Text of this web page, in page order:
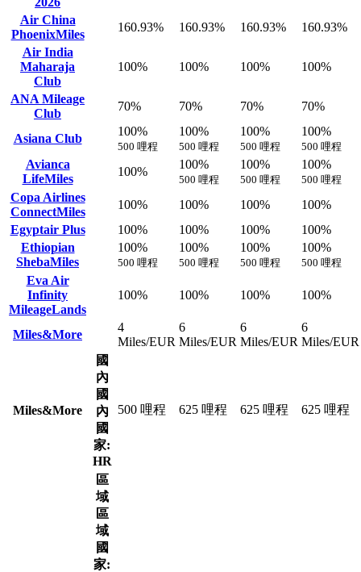
Air China
PhoenixMiles
160.93% 160.93% 160.93%
160.93%
Air India
Maharaja
Club
100% 100% 100% 100%
ANA Mileage
Club
70% 70% 70% 70%
Asiana Club
100%
500 哩程
100%
500 哩程
100%
500 哩程
100%
500 哩程
Avianca
LifeMiles
100%
100%
500 哩程
100%
500 哩程
100%
500 哩程
Copa Airlines
ConnectMiles
100% 100% 100%
100%
Egyptair Plus
100% 100% 100%
100%
Ethiopian
ShebaMiles
100%
500 哩程
100%
500 哩程
100%
500 哩程
100%
500 哩程
Eva Air
Infinity
MileageLands
100% 100% 100% 100%
Miles&More
4
Miles/EUR
6
Miles/EUR
6
Miles/EUR
6
Miles/EUR
Miles&More
國
內
國
內
國
家:
HR
500 哩程 625 哩程 625 哩程 625 哩程
區
域
區
域
國
家: